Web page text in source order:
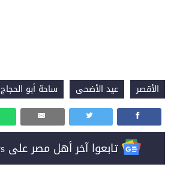
الأقصر عيد الأضحى ساحة أبو الحجاج
تابعوا آخر أهل مصر على Google News